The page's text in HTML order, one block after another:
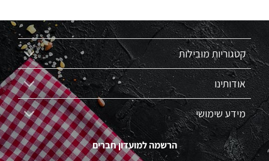
קטגוריות מובילות
אודותינו
מידע שימושי
הרשמה למועדון חברים